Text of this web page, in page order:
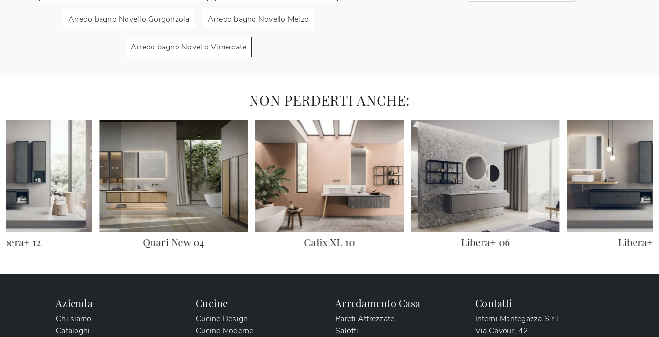
Arredo bagno Novello Gorgonzola Arredo bagno Novello Melzo
Arredo bagno Novello Vimercate
NON PERDERTI ANCHE:
12 Quari New 04 Calix XL 10 Libera+ 06 Libera+
Azienda
Chi siamo
Cataloghi
Cucine
Cucine Design
Cucine Moderne
Arredamento Casa
Pareti Attrezzate
Salotti
Contatti
Interni Mantegazza S.r.l.
Via Cavour, 42